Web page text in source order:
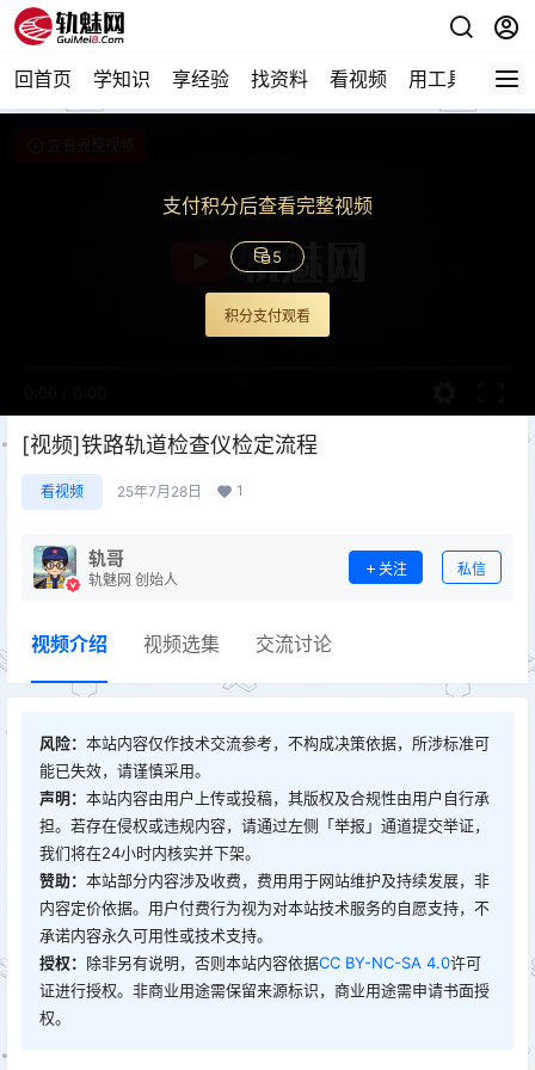
回首页 学知识 享经验 找资料 看视频 用工具 论技
支付积分后查看完整视频
5
积分支付观看
[视频]铁路轨道检查仪检定流程
看视频 25年7月28日 1
轨哥
轨魅网 创始人
关注 私信
视频介绍 视频选集 交流讨论
风险： 本站内容仅作技术交流参考，不构成决策依据，所涉标准可
能已失效，请谨慎采用。
声明： 本站内容由用户上传或投稿，其版权及合规性由用户自行承
担。若存在侵权或违规内容，请通过左侧「举报」通道提交举证，
我们将在24小时内核实并下架。
赞助： 本站部分内容涉及收费，费用用于网站维护及持续发展，非
内容定价依据。用户付费行为视为对本站技术服务的自愿支持，不
承诺内容永久可用性或技术支持。
授权： 除非另有说明，否则本站内容依据CC BY-NC-SA 4.0许可
证进行授权。非商业用途需保留来源标识，商业用途需申请书面授
权。